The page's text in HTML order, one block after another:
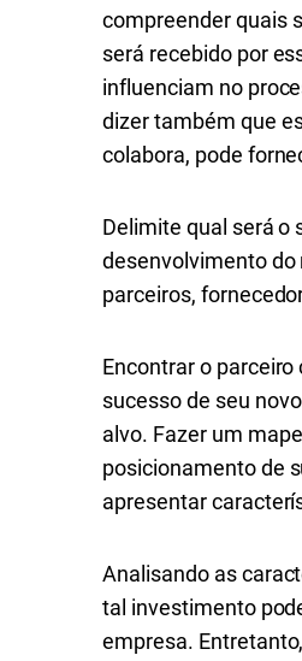
compreender quais
será recebido por
influenciam no
dizer também que
colabora, pode
Delimite qual será o
desenvolvimento do
parceiros,
Encontrar o
sucesso de seu
alvo. Fazer um
posicionamento de
apresentar
Analisando as
tal investimento
empresa.